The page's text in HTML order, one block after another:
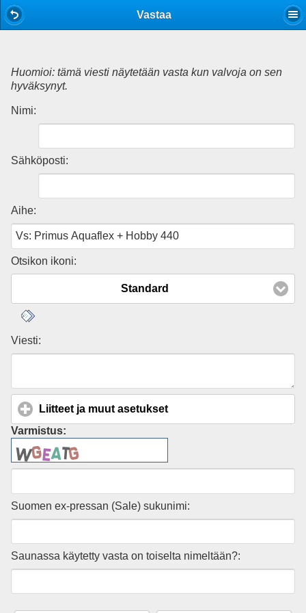
Vastaa
Huomioi: tämä viesti näytetään vasta kun valvoja on sen
hyväksynyt.
Nimi:
Sähköposti:
Aihe:
Otsikon ikoni:
Standard
Viesti:
Liitteet ja muut asetukset
Varmistus:
Suomen ex-pressan (Sale) sukunimi:
Saunassa käytetty vasta on toiselta nimeltään?: